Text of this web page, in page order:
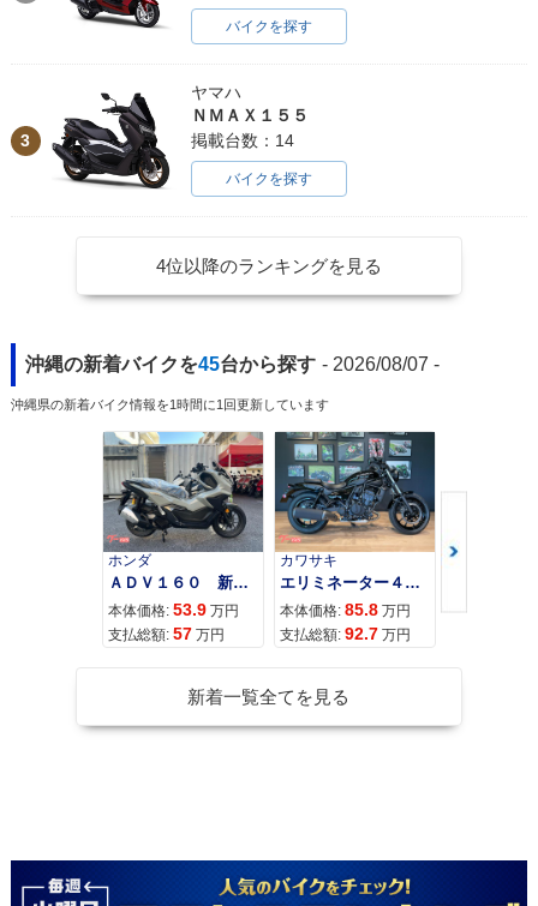
バイクを探す
3
ヤマハ
ＮＭＡＸ１５５
掲載台数：14
バイクを探す
4位以降のランキングを見る
沖縄の新着バイクを45台から探す - 2026/08/07 -
沖縄県の新着バイク情報を1時間に1回更新しています
ホンダ
ＡＤＶ１６０ 新車 ２０２６年最新モデル パールスモーキーグレー スマートキー ２９Ｌメットイン ＵＳＢ Ｔｙｐｅ−Ｃ装備
本体価格: 53.9 万円
支払総額: 57 万円
カワサキ
エリミネーター４００
本体価格: 85.8 万円
支払総額: 92.7 万円
カワサキ
本体価格:
新着一覧全てを見る